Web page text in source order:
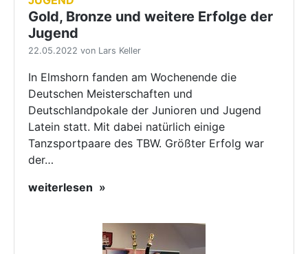
Gold, Bronze und weitere Erfolge der
Jugend
22.05.2022 von Lars Keller
In Elmshorn fanden am Wochenende die
Deutschen Meisterschaften und
Deutschlandpokale der Junioren und Jugend
Latein statt. Mit dabei natürlich einige
Tanzsportpaare des TBW. Größter Erfolg war
der…
weiterlesen